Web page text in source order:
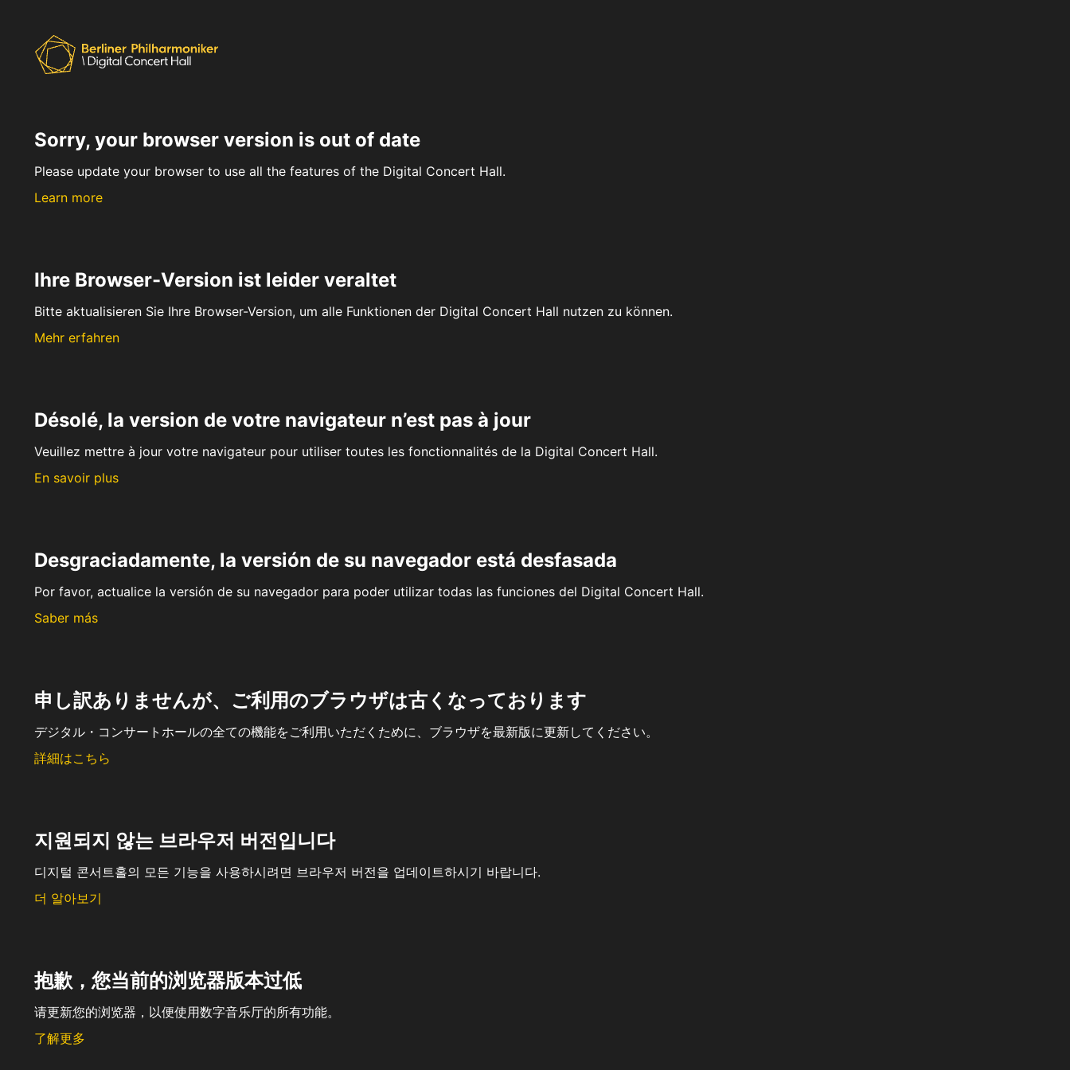
Sorry, your browser version is out of date
Please update your browser to use all the features of the Digital Concert Hall.
Learn more
Ihre Browser-Version ist leider veraltet
Bitte aktualisieren Sie Ihre Browser-Version, um alle Funktionen der Digital Concert Hall nutzen zu können.
Mehr erfahren
Désolé, la version de votre navigateur n’est pas à jour
Veuillez mettre à jour votre navigateur pour utiliser toutes les fonctionnalités de la Digital Concert Hall.
En savoir plus
Desgraciadamente, la versión de su navegador está desfasada
Por favor, actualice la versión de su navegador para poder utilizar todas las funciones del Digital Concert Hall.
Saber más
申し訳ありませんが、ご利用のブラウザは古くなっております
デジタル・コンサートホールの全ての機能をご利用いただくために、ブラウザを最新版に更新してください。
詳細はこちら
지원되지 않는 브라우저 버전입니다
디지털 콘서트홀의 모든 기능을 사용하시려면 브라우저 버전을 업데이트하시기 바랍니다.
더 알아보기
抱歉，您当前的浏览器版本过低
请更新您的浏览器，以便使用数字音乐厅的所有功能。
了解更多